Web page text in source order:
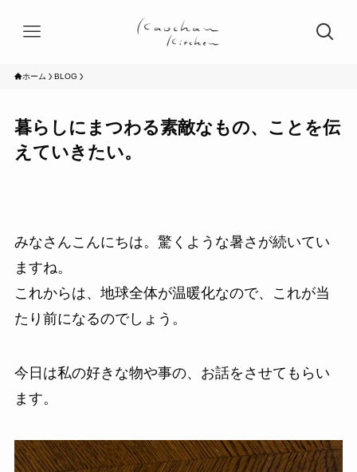
ホーム BLOG
暮らしにまつわる素敵なもの、ことを伝
えていきたい。
みなさんこんにちは。驚くような暑さが続いてい
ますね。
これからは、地球全体が温暖化なので、これが当
たり前になるのでしょう。
今日は私の好きな物や事の、お話をさせてもらい
ます。